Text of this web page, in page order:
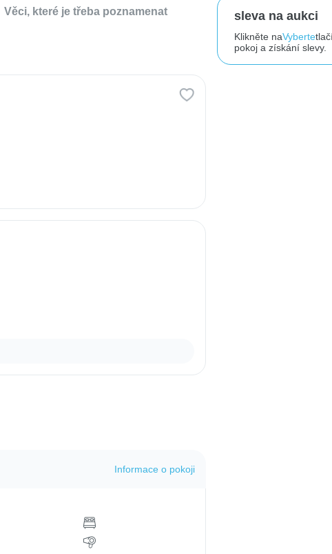
Věci, které je třeba poznamenat
Informace o pokoji
sleva na aukci
Klikněte naVyberte
pokoj a získání slevy.